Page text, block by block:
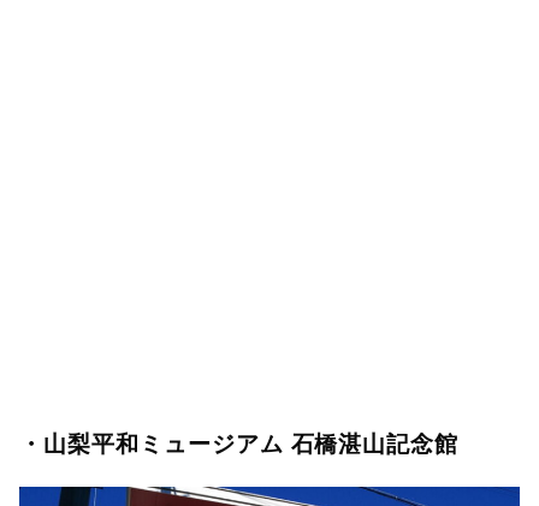
・山梨平和ミュージアム 石橋湛山記念館